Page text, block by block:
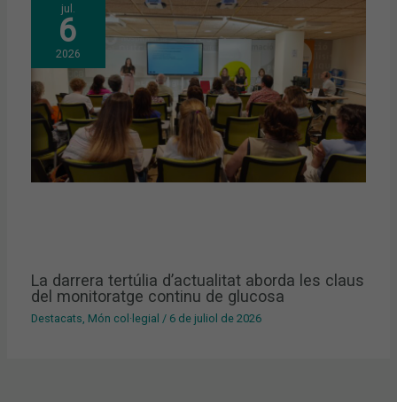
jul.
6
2026
La darrera tertúlia d’actualitat aborda les claus
del monitoratge continu de glucosa
Destacats, Món col·legial / 6 de juliol de 2026